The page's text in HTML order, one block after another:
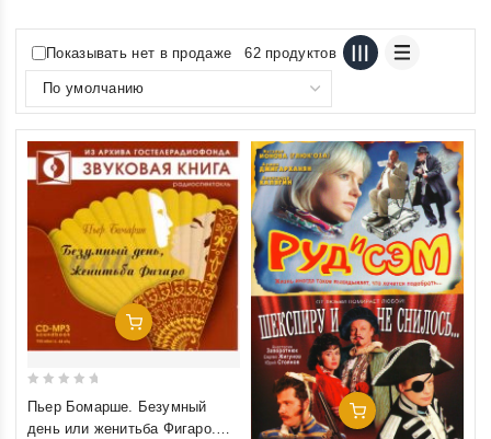
Показывать нет в продаже 62 продуктов
Добавить В Корзину
Пьер Бомарше. Безумный
день или женитьба Фигаро.
Добавить В Корзину